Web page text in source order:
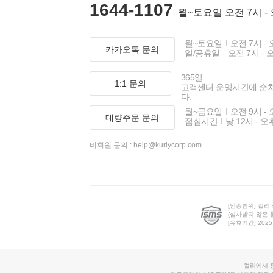
1644-1107 월~토요일 오전 7시 -
카카오톡 문의
월~토요일
오전 7시 -
일/공휴일
오전 7시 -
1:1 문의
365일
고객센터 운영시간에 순
다.
대량주문 문의
월~금요일
오전 9시 -
점심시간
낮 12시 - 오
비회원 문의 : help@kurlycorp.com
[인증범위] 컬리
(심사받지 않은
[유효기간]
컬리에서